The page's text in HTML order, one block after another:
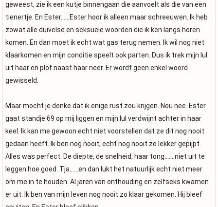
geweest, zie ik een kutje binnengaan die aanvoelt als die van een
tienertje. En Ester……Ester hoor ik alleen maar schreeuwen. Ik heb
zowat alle duivelse en seksuele woorden die ik ken langs horen
komen. En dan moet ik echt wat gas terug nemen. Ik wil nog niet
klaarkomen en mijn conditie speelt ook parten. Dus ik trek mijn lul
uit haar en plof naast haar neer. Er wordt geen enkel woord
gewisseld.
Maar mocht je denke dat ik enige rust zou krijgen. Nou nee. Ester
gaat standje 69 op mij liggen en mijn lul verdwijnt achter in haar
keel. Ik kan me gewoon echt niet voorstellen dat ze dit nog nooit
gedaan heeft. Ik ben nog nooit, echt nog nooit zo lekker gepijpt.
Alles was perfect. De diepte, de snelheid, haar tong…….niet uit te
leggen hoe goed. Tja……en dan lukt het natuurlijk echt niet meer
om me in te houden. Al jaren van onthouding en zelfseks kwamen
er uit. Ik ben van mijn leven nog nooit zo klaar gekomen. Hij bleef